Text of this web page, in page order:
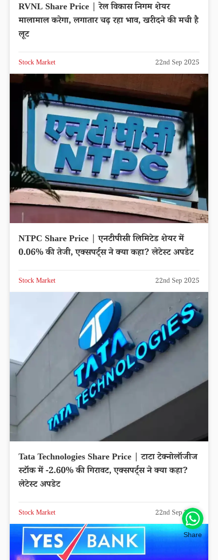
RVNL Share Price | रेल विकास निगम शेयर
मालामाल करेगा, लगातार चढ़ रहा भाव, खरीदने की मची है
लूट
Stock Market 22nd Sep 2025
NTPC Share Price | एनटीपीसी लिमिटेड शेयर में
0.06% की तेजी, एक्सपर्ट्स ने क्या कहा? लेटेस्ट अपडेट
Stock Market 22nd Sep 2025
Tata Technologies Share Price | टाटा टेक्नोलॉजीज
स्टॉक में -2.60% की गिरावट, एक्सपर्ट्स ने क्या कहा?
लेटेस्ट अपडेट
Stock Market 22nd Sep 2025
Share